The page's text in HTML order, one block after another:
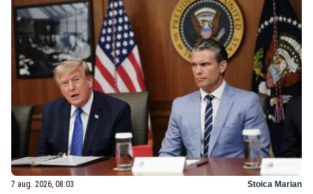
7 aug. 2026, 08:03 Stoica Marian